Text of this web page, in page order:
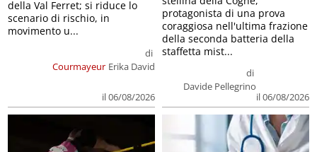
Courmayeur
di
Erika David
il 06/08/2026
della Val Ferret; si riduce lo
scenario di rischio, in
movimento u...
di
Davide Pellegrino
il 06/08/2026
protagonista di una prova
coraggiosa nell'ultima frazione
della seconda batteria della
staffetta mist...